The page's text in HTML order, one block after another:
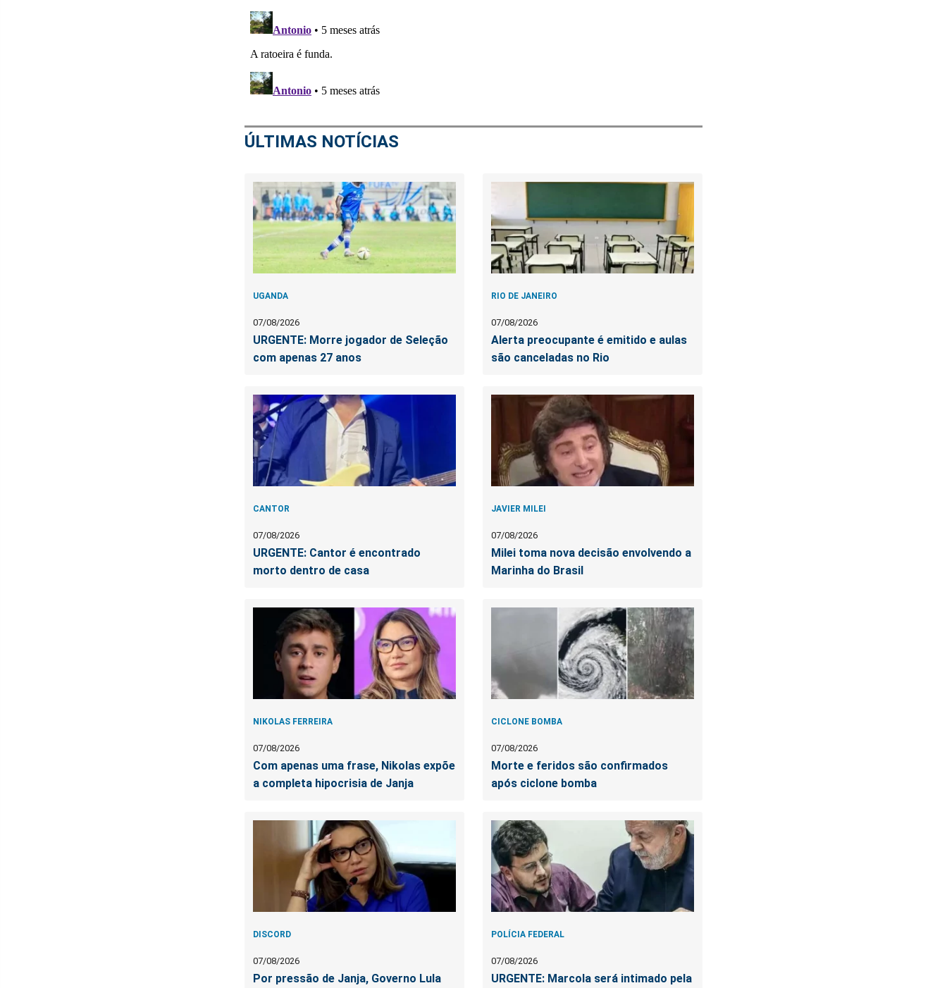
ÚLTIMAS NOTÍCIAS
UGANDA
07/08/2026
URGENTE: Morre jogador de Seleção
com apenas 27 anos
RIO DE JANEIRO
07/08/2026
Alerta preocupante é emitido e aulas
são canceladas no Rio
CANTOR
07/08/2026
URGENTE: Cantor é encontrado
morto dentro de casa
JAVIER MILEI
07/08/2026
Milei toma nova decisão envolvendo a
Marinha do Brasil
NIKOLAS FERREIRA
07/08/2026
Com apenas uma frase, Nikolas expõe
a completa hipocrisia de Janja
CICLONE BOMBA
07/08/2026
Morte e feridos são confirmados
após ciclone bomba
DISCORD
07/08/2026
Por pressão de Janja, Governo Lula
POLÍCIA FEDERAL
07/08/2026
URGENTE: Marcola será intimado pela